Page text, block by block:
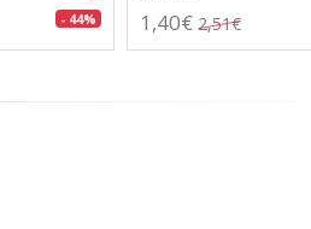
- 44% 1,40€ 2,51€